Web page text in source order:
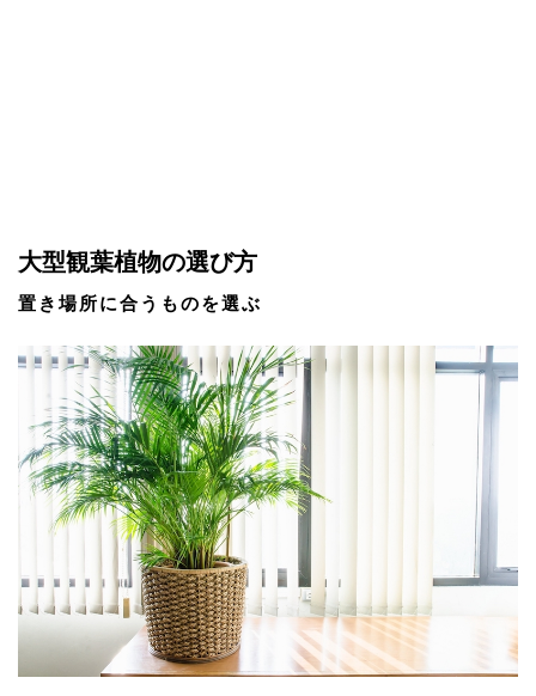
大型観葉植物の選び方
置き場所に合うものを選ぶ